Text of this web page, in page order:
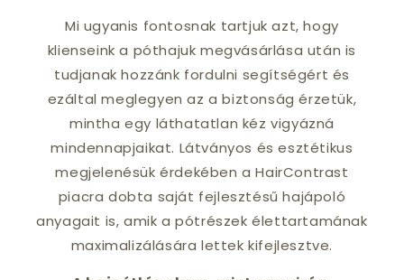
Mi ugyanis fontosnak tartjuk azt, hogy
klienseink a póthajuk megvásárlása után is
tudjanak hozzánk fordulni segítségért és
ezáltal meglegyen az a biztonság érzetük,
mintha egy láthatatlan kéz vigyázná
mindennapjaikat. Látványos és esztétikus
megjelenésük érdekében a HairContrast
piacra dobta saját fejlesztésű hajápoló
anyagait is, amik a pótrészek élettartamának
maximalizálására lettek kifejlesztve.